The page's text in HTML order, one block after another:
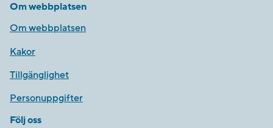
Om webbplatsen
Om webbplatsen
Kakor
Tillgänglighet
Personuppgifter
Följ oss